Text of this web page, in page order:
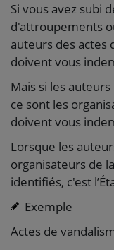
Si vous avez subi
d'attroupements
auteurs des actes
doivent vous
Mais si les
ce sont les
doivent vous
Lorsque les
organisateurs de
identifiés, c'est
Exemple
Actes de